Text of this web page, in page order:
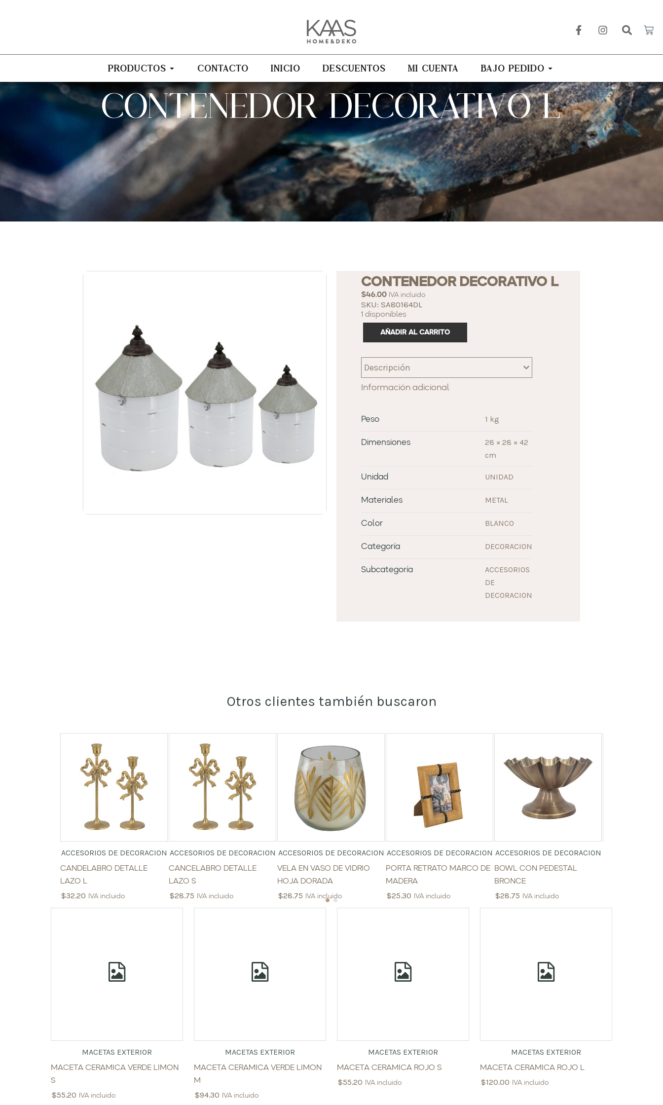
PRODUCTOS CONTACTO INICIO DESCUENTOS MI CUENTA BAJO PEDIDO
CONTENEDOR DECORATIVO L
CONTENEDOR DECORATIVO L
$46.00 IVA incluido
SKU: SA80164DL
1 disponibles
AÑADIR AL CARRITO
Descripción
Información adicional
Peso 1 kg
Dimensiones
28 × 28 × 42
cm
Unidad UNIDAD
Materiales METAL
Color BLANCO
Categoría DECORACION
Subcategoría
ACCESORIOS
DE
DECORACION
Otros clientes también buscaron
ACCESORIOS DE DECORACION
CANDELABRO DETALLE
LAZO L
$32.20 IVA incluido
ACCESORIOS DE DECORACION
CANCELABRO DETALLE
LAZO S
$28.75 IVA incluido
ACCESORIOS DE DECORACION
VELA EN VASO DE VIDRIO
HOJA DORADA
$28.75 IVA incluido
ACCESORIOS DE DECORACION
PORTA RETRATO MARCO DE
MADERA
$25.30 IVA incluido
ACCESORIOS DE DECORACION
BOWL CON PEDESTAL
BRONCE
$28.75 IVA incluido
MACETAS EXTERIOR
MACETA CERAMICA VERDE LIMON
S
$55.20 IVA incluido
MACETAS EXTERIOR
MACETA CERAMICA VERDE LIMON
M
$94.30 IVA incluido
MACETAS EXTERIOR
MACETA CERAMICA ROJO S
$55.20 IVA incluido
MACETAS EXTERIOR
MACETA CERAMICA ROJO L
$120.00 IVA incluido